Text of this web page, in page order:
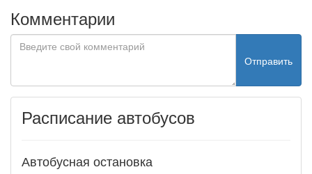
Комментарии
Отправить
Расписание автобусов
Автобусная остановка